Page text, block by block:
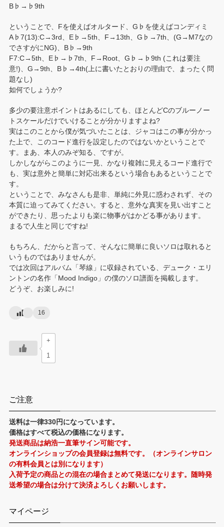
B♭→♭9th
ということで、Fを使えばオルタード、G♭を使えばコンディミ
A♭7(13):C→3rd、E♭→5th、F→13th、G♭→7th、(G→M7なの
でさすがにNG)、B♭→9th
F7:C→5th、E♭→♭7th、F→Root、G♭→♭9th (これは要注
意!)、G→9th、B♭→4th(上に書いたとおりの理由で、まったく問
題なし)
如何でしょうか?
多少の要注意ポイントはあるにしても、ほとんどCのブルーノー
トスケールだけでいけることが分かりますよね?
実はこのことから僕が気づいたことは、ジャコはこの事が分かっ
た上で、このコード進行を設定したのではないかということで
す。まあ、本人のみぞ知る、ですが。
しかしながらこのように一見、かなり複雑に見えるコード進行で
も、実は意外と簡単に対応出来るという場合もあるということで
す。
ということで、みなさんも是非、単純に外見に惑わされず、その
本質に迫ってみてください。すると、意外な真実を見い出すこと
ができたり、思ったよりも楽に物事がはかどる事があります。
まるで人生と同じですね!
もちろん、だからと言って、そんなに簡単に良いソロは取れると
いうものではありませんが。
では次回はアルバム「琴線」に収録されている、デューク・エリ
ントンの名作「Mood Indigo」の僕のソロ譜面を掲載します。
どうぞ、お楽しみに!
16
+
1
ご注意
送料は一律330円になっています。
価格はすべて税込の価格になります。
発送商品は納浩一直筆サイン可能です。
オンラインショップの会員登録は無料です。（オンラインサロン
の有料会員とは別になります）
入荷予定の商品との混在の場合まとめて発送になります。随時発
送希望の場合は分けて決済よろしくお願いします。
マイページ